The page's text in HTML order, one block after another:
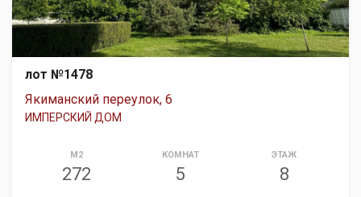
лот №1478
Якиманский переулок, 6
ИМПЕРСКИЙ ДОМ
М2
272
КОМНАТ
5
ЭТАЖ
8